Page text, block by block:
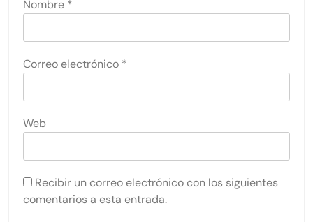
Nombre *
Correo electrónico *
Web
Recibir un correo electrónico con los siguientes
comentarios a esta entrada.